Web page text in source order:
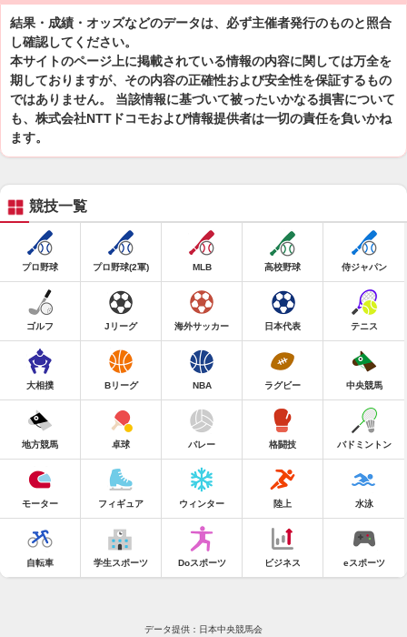
結果・成績・オッズなどのデータは、必ず主催者発行のものと照合
し確認してください。
本サイトのページ上に掲載されている情報の内容に関しては万全を
期しておりますが、その内容の正確性および安全性を保証するもの
ではありません。 当該情報に基づいて被ったいかなる損害について
も、株式会社NTTドコモおよび情報提供者は一切の責任を負いかね
ます。
競技一覧
プロ野球 プロ野球(2軍) MLB 高校野球 侍ジャパン
ゴルフ Jリーグ 海外サッカー 日本代表 テニス
大相撲 Bリーグ NBA ラグビー 中央競馬
地方競馬 卓球 バレー 格闘技 バドミントン
モーター フィギュア ウィンター 陸上 水泳
自転車 学生スポーツ Doスポーツ ビジネス eスポーツ
データ提供：日本中央競馬会